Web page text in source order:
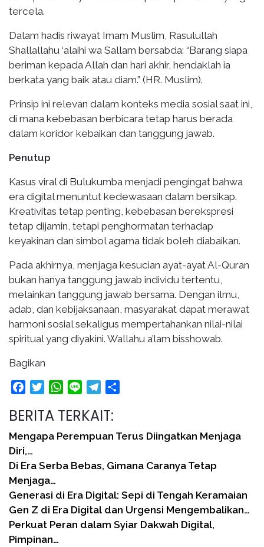
tercela.
Dalam hadis riwayat Imam Muslim, Rasulullah
Shallallahu ‘alaihi wa Sallam bersabda: “Barang siapa
beriman kepada Allah dan hari akhir, hendaklah ia
berkata yang baik atau diam.” (HR. Muslim).
Prinsip ini relevan dalam konteks media sosial saat ini,
di mana kebebasan berbicara tetap harus berada
dalam koridor kebaikan dan tanggung jawab.
Penutup
Kasus viral di Bulukumba menjadi pengingat bahwa
era digital menuntut kedewasaan dalam bersikap.
Kreativitas tetap penting, kebebasan berekspresi
tetap dijamin, tetapi penghormatan terhadap
keyakinan dan simbol agama tidak boleh diabaikan.
Pada akhirnya, menjaga kesucian ayat-ayat Al-Quran
bukan hanya tanggung jawab individu tertentu,
melainkan tanggung jawab bersama. Dengan ilmu,
adab, dan kebijaksanaan, masyarakat dapat merawat
harmoni sosial sekaligus mempertahankan nilai-nilai
spiritual yang diyakini. Wallahu a’lam bisshowab.
Bagikan
FacebookTwitterWhatsApp
Line Telegram
BERITA TERKAIT:
Mengapa Perempuan Terus Diingatkan Menjaga
Diri,…
Di Era Serba Bebas, Gimana Caranya Tetap
Menjaga…
Generasi di Era Digital: Sepi di Tengah Keramaian
Gen Z di Era Digital dan Urgensi Mengembalikan…
Perkuat Peran dalam Syiar Dakwah Digital,
Pimpinan…